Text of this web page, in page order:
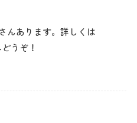
んあります。詳しくは
うぞ！